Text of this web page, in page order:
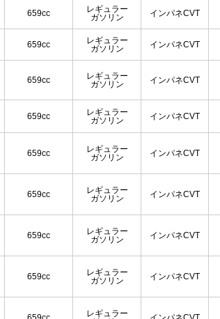
659cc
レギュラー
ガソリン
インパネCVT
659cc
レギュラー
ガソリン
インパネCVT
659cc
レギュラー
ガソリン
インパネCVT
659cc
レギュラー
ガソリン
インパネCVT
659cc
レギュラー
ガソリン
インパネCVT
659cc
レギュラー
ガソリン
インパネCVT
659cc
レギュラー
ガソリン
インパネCVT
659cc
レギュラー
ガソリン
インパネCVT
レギュラー